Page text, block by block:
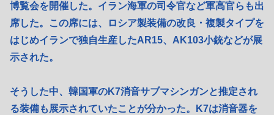
博覧会を開催した。イラン海軍の司令官など軍高官らも出
席した。この席には、ロシア製装備の改良・複製タイプを
はじめイランで独自生産したAR15、AK103小銃などが展
示された。
そうした中、韓国軍のK7消音サブマシンガンと推定され
る装備も展示されていたことが分かった。K7は消音器を